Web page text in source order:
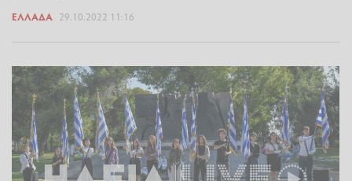
ΕΛΛΆΔΑ 29.10.2022 11:16